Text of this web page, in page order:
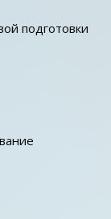
подготовки